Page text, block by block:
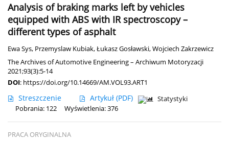
Analysis of braking marks left by vehicles
equipped with ABS with IR spectroscopy –
different types of asphalt
Ewa Sys, Przemyslaw Kubiak,Łukasz Gosławski,Wojciech Zakrzewicz
The Archives of Automotive Engineering – Archiwum Motoryzacji
2021;93(3):5-14
DOI: https://doi.org/10.14669/AM.VOL93.ART1
Streszczenie Artykuł (PDF)
Statystyki
Pobrania: 122
Wyświetlenia: 376
PRACA ORYGINALNA